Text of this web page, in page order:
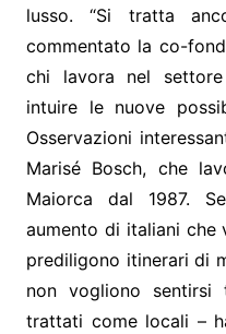
lusso. “Si tratta
commentato la co-
chi lavora nel
intuire le nuove
Osservazioni
Marisé Bosch, che
Maiorca dal 1987.
aumento di italiani che
prediligono itinerari di
non vogliono sentirsi
trattati come locali –